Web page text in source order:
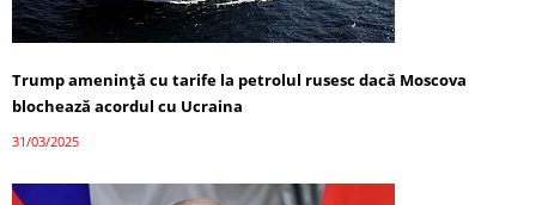
Trump amenință cu tarife la petrolul rusesc dacă Moscova
blochează acordul cu Ucraina
31/03/2025